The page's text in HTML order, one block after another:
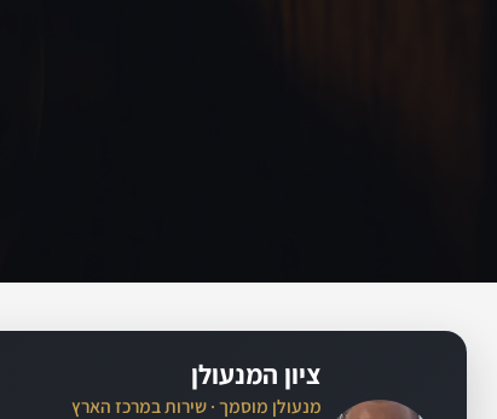
ציון המנעולן
מנעולן מוסמך · שירות במרכז הארץ